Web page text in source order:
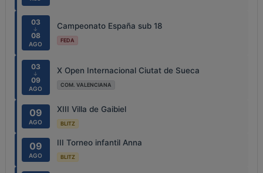
03
↓
08
AGO
Campeonato España sub 18
FEDA
03
↓
09
AGO
X Open Internacional Ciutat de Sueca
COM. VALENCIANA
09
AGO
XIII Villa de Gaibiel
BLITZ
09
AGO
III Torneo infantil Anna
BLITZ